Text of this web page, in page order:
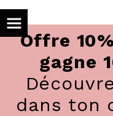
Offre 10%
gagne
dans ton